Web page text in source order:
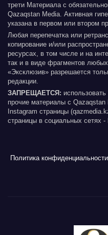
трети Материала с
Qazaqstan Media. Активная
указана в первом или втором
Любая перепечатка или
копирование и/или
ресурсах, в том числе и на
так и в виде фрагментов
«Эксклюзив» разрешается
редакции.
ЗАПРЕЩАЕТСЯ:
прочие материалы с
Instagram страницы
страницы в социальных сетях
Политика конфиденциальности